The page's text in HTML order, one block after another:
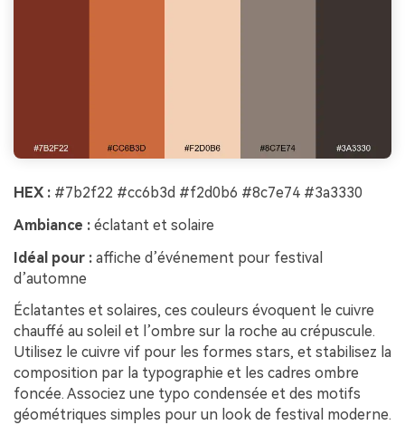
HEX : #7b2f22 #cc6b3d #f2d0b6 #8c7e74 #3a3330
Ambiance : éclatant et solaire
Idéal pour : affiche d’événement pour festival
d’automne
Éclatantes et solaires, ces couleurs évoquent le cuivre
chauffé au soleil et l’ombre sur la roche au crépuscule.
Utilisez le cuivre vif pour les formes stars, et stabilisez la
composition par la typographie et les cadres ombre
foncée. Associez une typo condensée et des motifs
géométriques simples pour un look de festival moderne.